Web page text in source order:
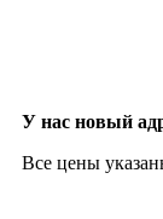
У нас новый
Все цены